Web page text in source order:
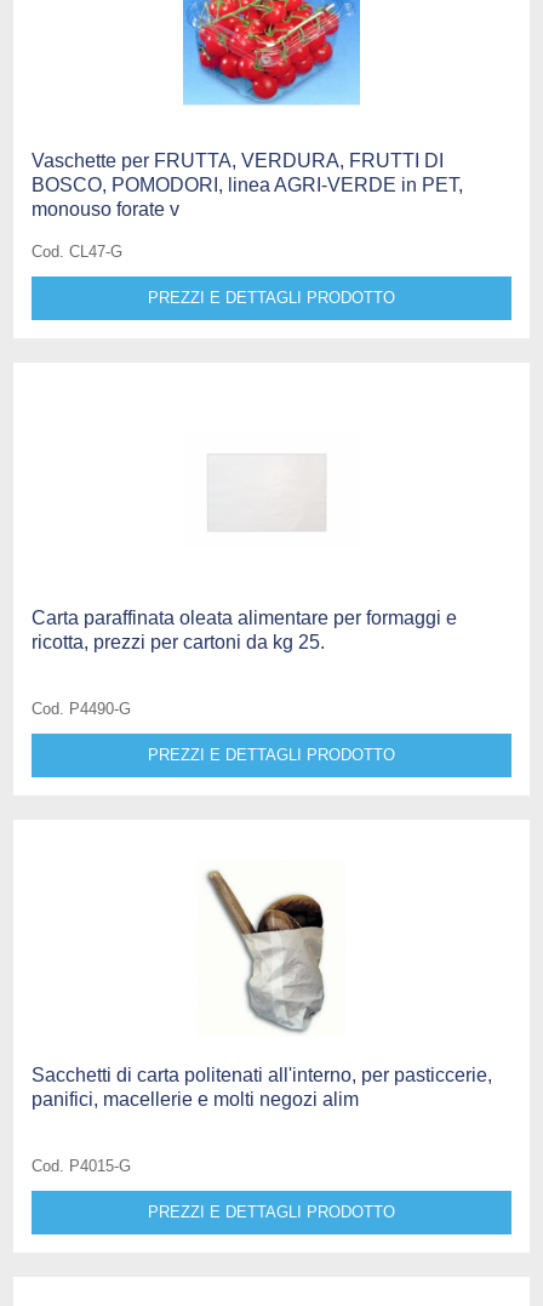
Vaschette per FRUTTA, VERDURA, FRUTTI DI
BOSCO, POMODORI, linea AGRI-VERDE in PET,
monouso forate v
Cod. CL47-G
PREZZI E DETTAGLI PRODOTTO
Carta paraffinata oleata alimentare per formaggi e
ricotta, prezzi per cartoni da kg 25.
Cod. P4490-G
PREZZI E DETTAGLI PRODOTTO
Sacchetti di carta politenati all'interno, per pasticcerie,
panifici, macellerie e molti negozi alim
Cod. P4015-G
PREZZI E DETTAGLI PRODOTTO